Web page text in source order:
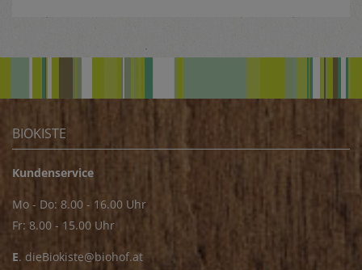
BIOKISTE
Kundenservice
Mo - Do: 8.00 - 16.00 Uhr
Fr: 8.00 - 15.00 Uhr
E. dieBiokiste@biohof.at